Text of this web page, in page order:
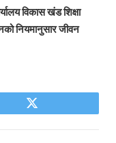
विकास खंड शिक्षा
नियमानुसार जीवन
Twitter